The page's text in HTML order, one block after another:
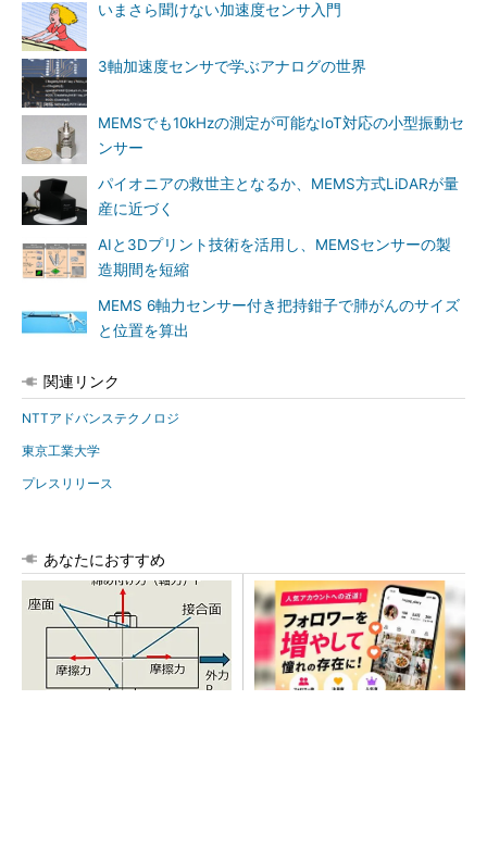
いまさら聞けない加速度センサ入門
3軸加速度センサで学ぶアナログの世界
MEMSでも10kHzの測定が可能なIoT対応の小型振動セ
ンサー
パイオニアの救世主となるか、MEMS方式LiDARが量
産に近づく
AIと3Dプリント技術を活用し、MEMSセンサーの製
造期間を短縮
MEMS 6軸力センサー付き把持鉗子で肺がんのサイズ
と位置を算出
関連リンク
NTTアドバンステクノロジ
東京工業大学
プレスリリース
あなたにおすすめ